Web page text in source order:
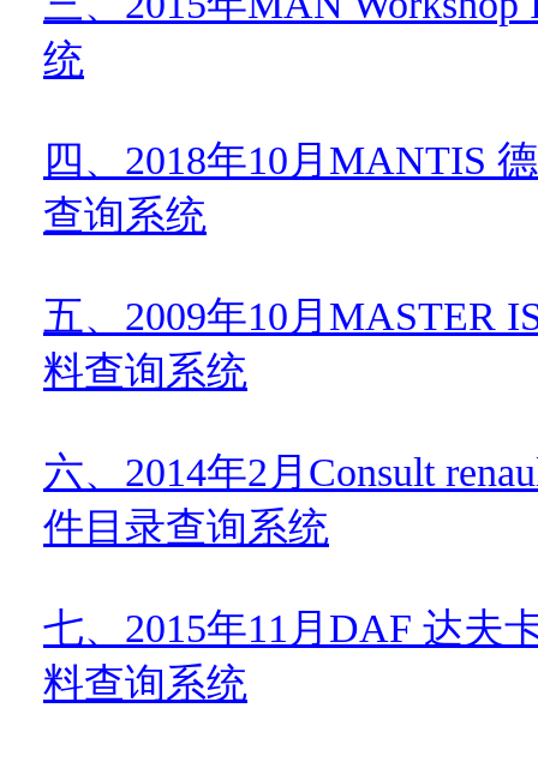
统
四、 2018年10月 MANTIS
查询系统
五、 2009年10月 MASTER
料查询系统
六、 2014年2月 Consult
件目录查询系统
七、 2015年11 月 DAF 达夫
料查询系统